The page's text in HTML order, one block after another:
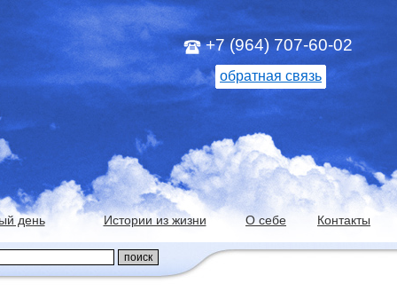
+7 (964) 707-60-02
обратная связь
день Истории из жизни О себе Контакты